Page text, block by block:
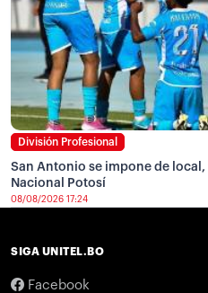
División Profesional
San Antonio se impone de
Nacional Potosí
08/08/2026 17:24
SIGA UNITEL.BO
Facebook